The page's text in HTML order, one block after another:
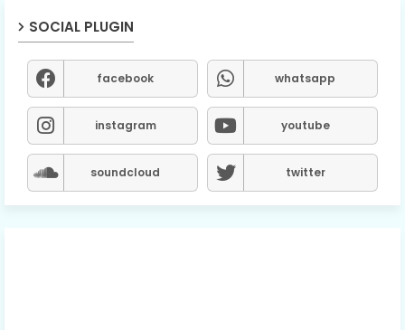
SOCIAL PLUGIN
facebook whatsapp
instagram youtube
soundcloud twitter